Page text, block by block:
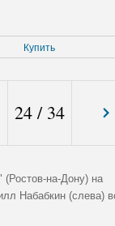
Купить
24/ 34
на-Дону) на
Набабкин (слева)